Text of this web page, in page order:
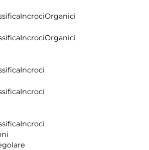
IncrociOrganici
IncrociOrganici
Incroci
Incroci
Incroci